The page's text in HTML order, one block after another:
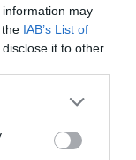
information may
IAB’s List of
it to other
Farell,
menos
invierno, con